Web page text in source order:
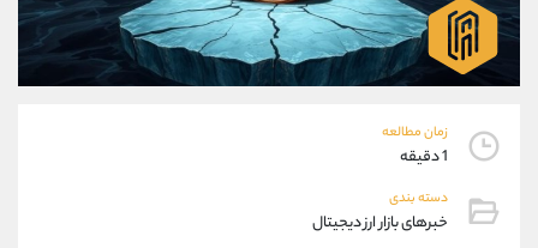
زمان مطالعه
1 دقیقه
دسته بندی
خبرهای بازار ارز دیجیتال
09927779040
واتساپ شروع گفتگو
تلگرام @Armteam_admin_por
پشتیبان فروش
موبایل
واتساپ